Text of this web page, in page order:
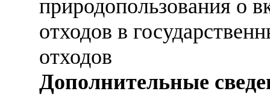
природопользования о
отходов в
отходов
Дополнительные